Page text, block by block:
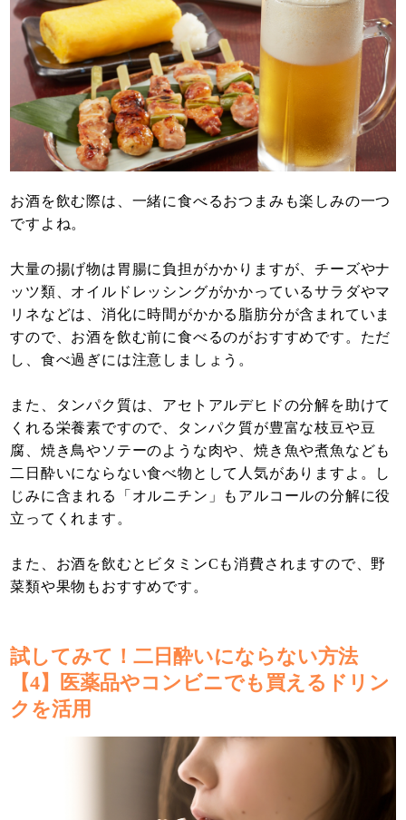
お酒を飲む際は、一緒に食べるおつまみも楽しみの一つ
ですよね。
大量の揚げ物は胃腸に負担がかかりますが、チーズやナ
ッツ類、オイルドレッシングがかかっているサラダやマ
リネなどは、消化に時間がかかる脂肪分が含まれていま
すので、お酒を飲む前に食べるのがおすすめです。ただ
し、食べ過ぎには注意しましょう。
また、タンパク質は、アセトアルデヒドの分解を助けて
くれる栄養素ですので、タンパク質が豊富な枝豆や豆
腐、焼き鳥やソテーのような肉や、焼き魚や煮魚なども
二日酔いにならない食べ物として人気がありますよ。し
じみに含まれる「オルニチン」もアルコールの分解に役
立ってくれます。
また、お酒を飲むとビタミンCも消費されますので、野
菜類や果物もおすすめです。
試してみて！二日酔いにならない方法
【4】医薬品やコンビニでも買えるドリン
クを活用